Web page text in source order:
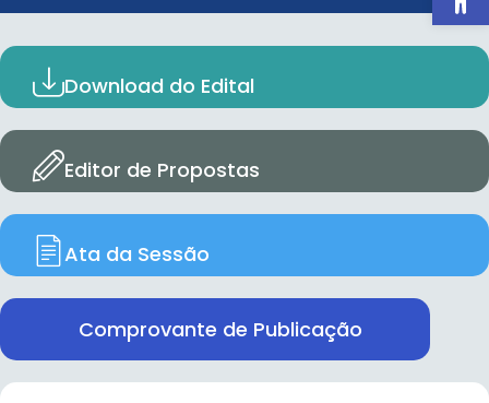
Download do Edital
Editor de Propostas
Ata da Sessão
Comprovante de Publicação